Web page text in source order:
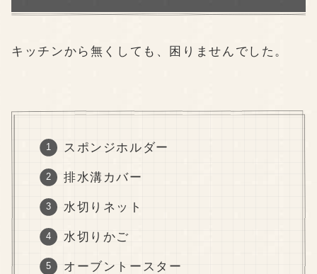
キッチンから無くしても、困りませんでした。
スポンジホルダー
排水溝カバー
水切りネット
水切りかご
オーブントースター